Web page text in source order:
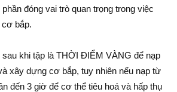
đóng vai trò quan trọng trong việc
bắp.
khi tập là THỜI ĐIỂM VÀNG để nạp
xây dựng cơ bắp, tuy nhiên nếu nạp từ
đến 3 giờ để cơ thể tiêu hoá và hấp thụ